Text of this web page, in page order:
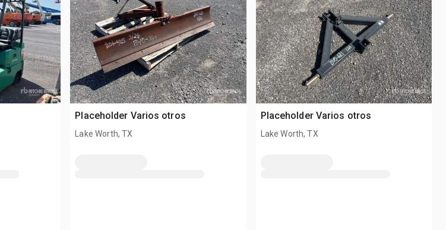
Placeholder Varios otros
Lake Worth, TX
Placeholder Varios otros
Lake Worth, TX